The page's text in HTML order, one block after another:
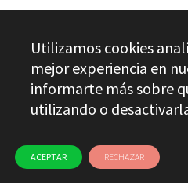
Stayer.es
CONTROL DE CALIDAD
PRIVACIDAD
CANAL
Utilizamos cookies
mejor experiencia en
informarte más sobre
utilizando o
ACEPTAR RECHAZAR